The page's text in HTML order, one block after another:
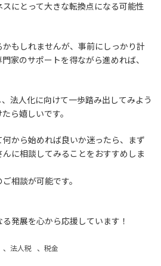
にとって大きな転換点になる可能性
もしれませんが、事前にしっかり計
家のサポートを得ながら進めれば、
法人化に向けて一歩踏み出してみよう
ら嬉しいです。
から始めれば良いか迷ったら、まず
に相談してみることをおすすめしま
相談が可能です。
発展を心から応援しています！
、 法人税 、税金